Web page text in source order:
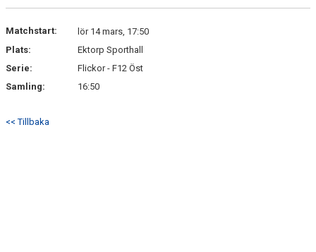
Matchstart:
lör 14 mars, 17:50
Plats:
Ektorp Sporthall
Serie:
Flickor - F12 Öst
Samling:
16:50
<< Tillbaka